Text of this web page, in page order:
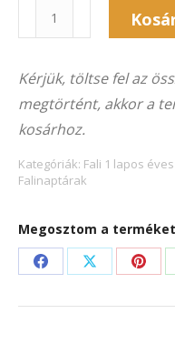
Naptár
1F-
(21×30
cm)
fekvő
képekhez
mennyiség
Kérjük, töltse fel az
megtörtént, akkor a
kosárhoz.
Kategóriák: Fali 1 lapos
Falinaptárak
Megosztom a
Share
on
Share
on
on